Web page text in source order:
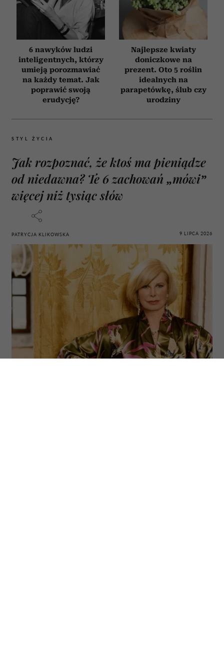
6 nawyków ludzi
inteligentnych, którzy
umieją porozmawiać
na każdy temat. Jak
poprawić swoją
erudycję?
Najlepsze kwiaty
doniczkowe na
prezent. Oto 5 roślin
idealnych na
parapetówkę, ślub czy
urodziny
STYL ŻYCIA
Jak rozpoznać, że ktoś ma pieniądze
od niedawna? Te 6 zachowań „mówi”
więcej niż tysiąc słów
PATRYCJA KLIKOWSKA 9 LIPCA 2026